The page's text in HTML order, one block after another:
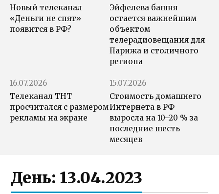
Новый телеканал
«Деньги не спят»
появится в РФ?
Эйфелева башня
остается важнейшим
объектом
телерадиовещания для
Парижа и столичного
региона
16.07.2026
Телеканал ТНТ
просчитался с размером
рекламы на экране
15.07.2026
Стоимость домашнего
Интернета в РФ
выросла на 10–20 % за
последние шесть
месяцев
День: 13.04.2023